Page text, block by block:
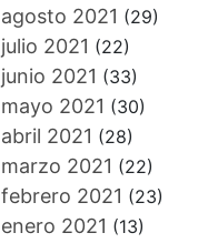
agosto 2021 (29)
julio 2021 (22)
junio 2021 (33)
mayo 2021 (30)
abril 2021 (28)
marzo 2021 (22)
febrero 2021 (23)
enero 2021 (13)